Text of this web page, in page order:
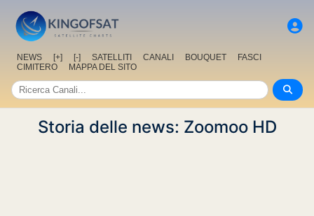
NEWS [+] [-] SATELLITI CANALI BOUQUET
FASCI
CIMITERO
MAPPA DEL SITO
Storia delle news: Zoomoo HD